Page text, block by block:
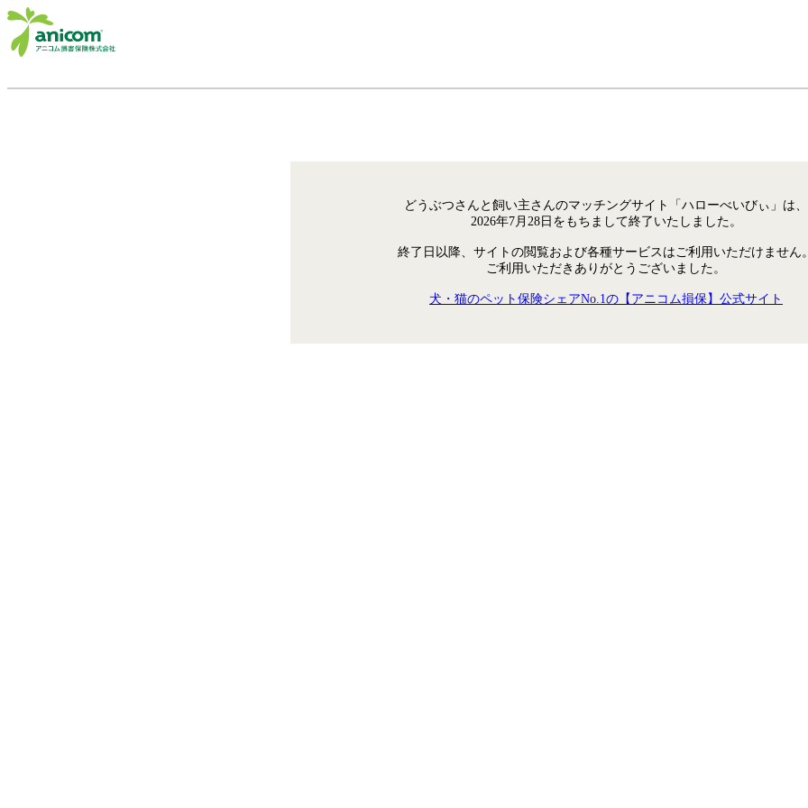
どうぶつさんと飼い主さんのマッチングサイト「ハローべいびぃ」は、
2026年7月28日をもちまして終了いたしました。
終了日以降、サイトの閲覧および各種サービスはご利用いただけません
ご利用いただきありがとうございました。
犬・猫のペット保険シェアNo.1の【アニコム損保】公式サイト